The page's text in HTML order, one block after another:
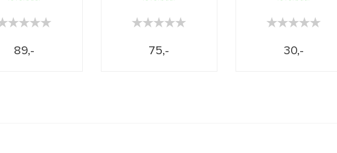
89,-
★★★★★
★★★★★
75,-
★★★★★
★★★★★
30,-